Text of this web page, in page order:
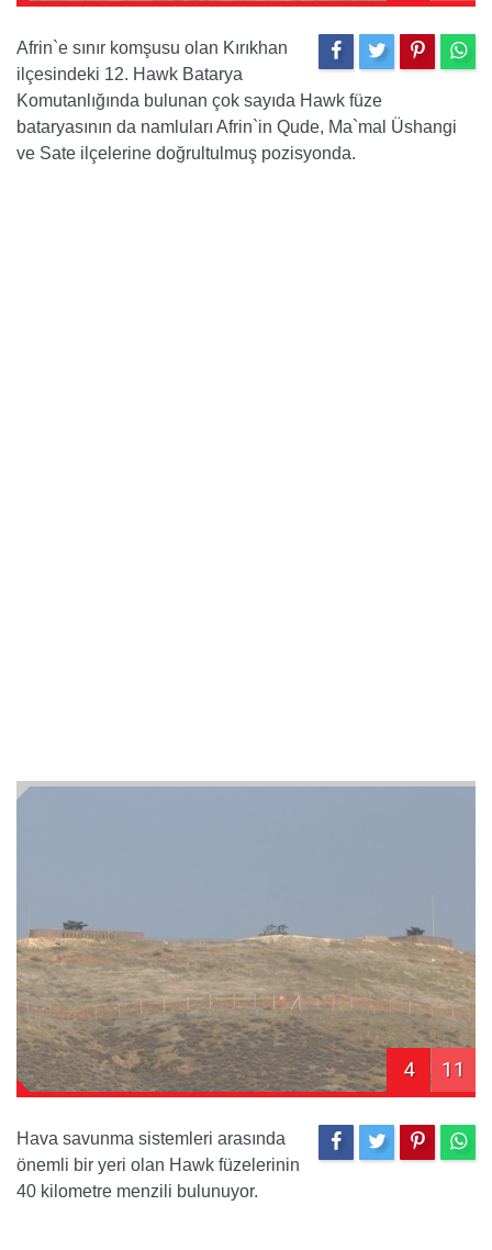
Afrin`e sınır komşusu olan Kırıkhan
ilçesindeki 12. Hawk Batarya
Komutanlığında bulunan çok sayıda Hawk füze
bataryasının da namluları Afrin`in Qude, Ma`mal Üshangi
ve Sate ilçelerine doğrultulmuş pozisyonda.
4 11
Hava savunma sistemleri arasında
önemli bir yeri olan Hawk füzelerinin
40 kilometre menzili bulunuyor.